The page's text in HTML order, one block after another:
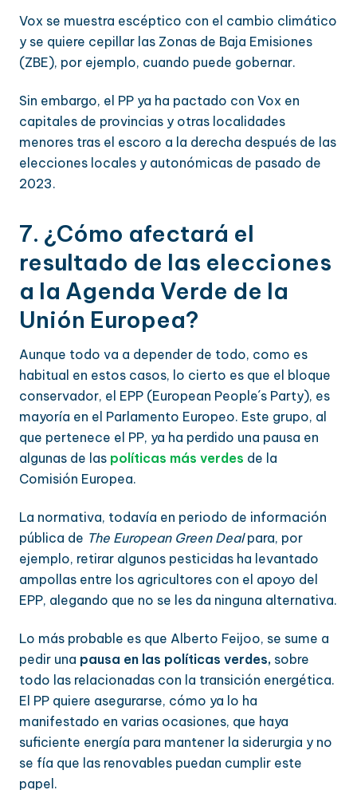
Vox se muestra escéptico con el cambio climático
y se quiere cepillar las Zonas de Baja Emisiones
(ZBE), por ejemplo, cuando puede gobernar.
Sin embargo, el PP ya ha pactado con Vox en
capitales de provincias y otras localidades
menores tras el escoro a la derecha después de las
elecciones locales y autonómicas de pasado de
2023.
7. ¿Cómo afectará el
resultado de las elecciones
a la Agenda Verde de la
Unión Europea?
Aunque todo va a depender de todo, como es
habitual en estos casos, lo cierto es que el bloque
conservador, el EPP (European People´s Party), es
mayoría en el Parlamento Europeo. Este grupo, al
que pertenece el PP, ya ha perdido una pausa en
algunas de las políticas más verdes de la
Comisión Europea.
La normativa, todavía en periodo de información
pública de The European Green Dealpara, por
ejemplo, retirar algunos pesticidas ha levantado
ampollas entre los agricultores con el apoyo del
EPP, alegando que no se les da ninguna alternativa.
Lo más probable es que Alberto Feijoo, se sume a
pedir una pausa en las políticas verdes, sobre
todo las relacionadas con la transición energética.
El PP quiere asegurarse, cómo ya lo ha
manifestado en varias ocasiones, que haya
suficiente energía para mantener la siderurgia y no
se fía que las renovables puedan cumplir este
papel.